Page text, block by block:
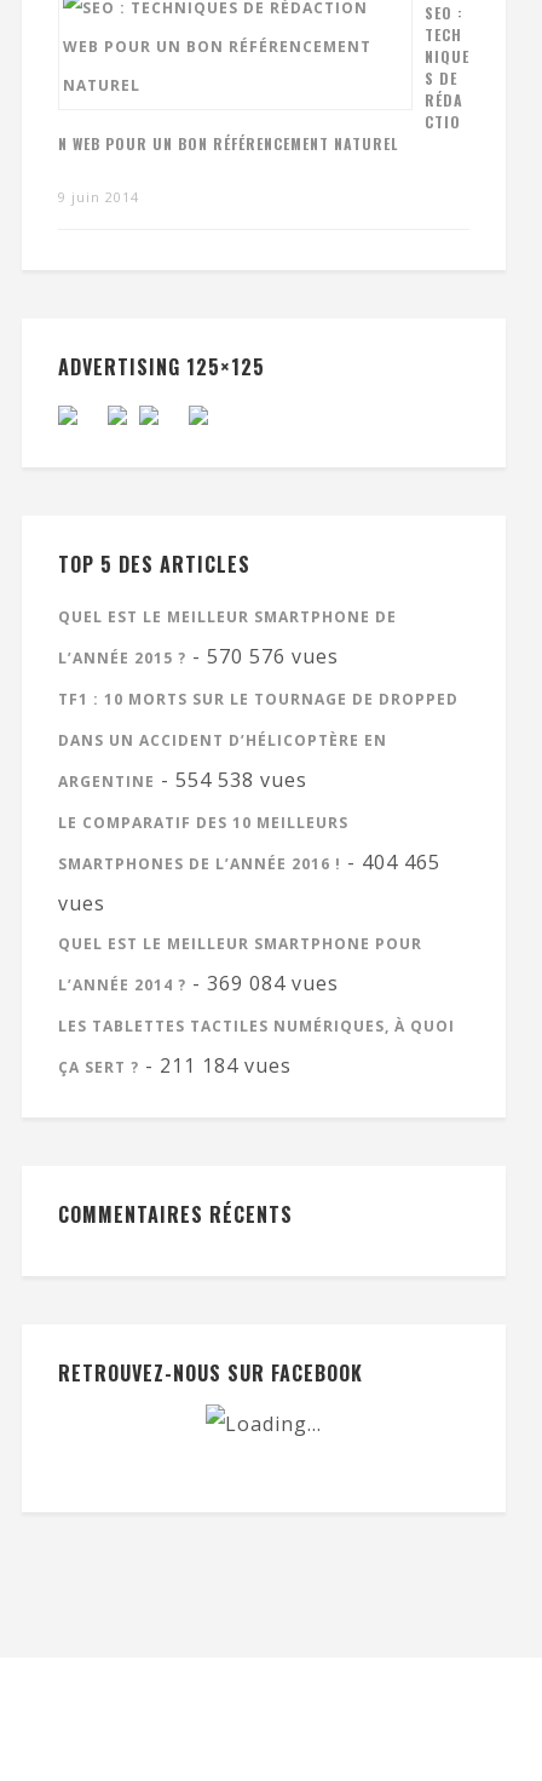
SEO :
TECH
NIQUE
S DE
RÉDA
CTIO
N WEB POUR UN BON RÉFÉRENCEMENT NATUREL
9 juin 2014
ADVERTISING 125×125
TOP 5 DES ARTICLES
QUEL EST LE MEILLEUR SMARTPHONE DE
L’ANNÉE 2015 ? - 570 576 vues
TF1 : 10 MORTS SUR LE TOURNAGE DE DROPPED
DANS UN ACCIDENT D’HÉLICOPTÈRE EN
ARGENTINE - 554 538 vues
LE COMPARATIF DES 10 MEILLEURS
SMARTPHONES DE L’ANNÉE 2016 ! - 404 465
vues
QUEL EST LE MEILLEUR SMARTPHONE POUR
L’ANNÉE 2014 ? - 369 084 vues
LES TABLETTES TACTILES NUMÉRIQUES, À QUOI
ÇA SERT ? - 211 184 vues
COMMENTAIRES RÉCENTS
RETROUVEZ-NOUS SUR FACEBOOK